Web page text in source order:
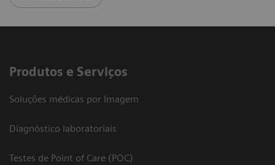
Produtos e Serviços
Soluções médicas por Imagem
Diagnóstico laboratoriais
Testes de Point of Care (POC)